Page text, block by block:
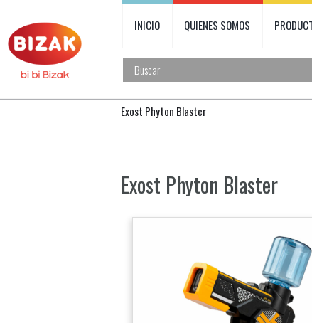
INICIO QUIENES SOMOS
Exost Phyton Blaster
Exost Phyton Blaster